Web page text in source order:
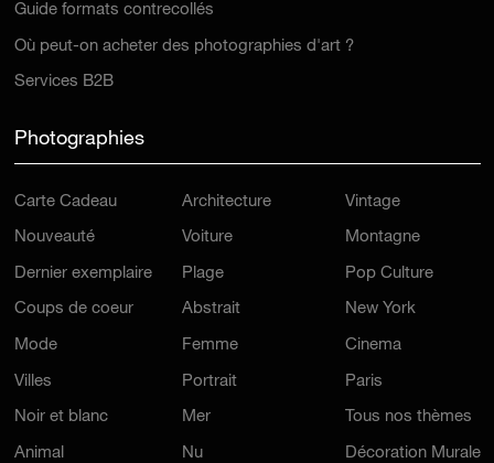
Guide formats contrecollés
Où peut-on acheter des photographies d'art ?
Services B2B
Photographies
Carte Cadeau
Nouveauté
Dernier exemplaire
Coups de coeur
Mode
Villes
Noir et blanc
Animal
Architecture
Voiture
Plage
Abstrait
Femme
Portrait
Mer
Nu
Vintage
Montagne
Pop Culture
New York
Cinema
Paris
Tous nos thèmes
Décoration Murale